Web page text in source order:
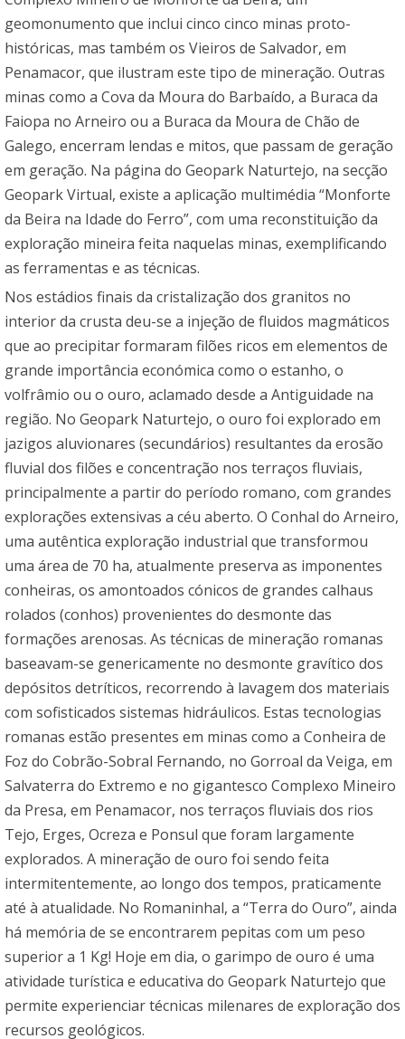
geomonumento que inclui cinco cinco minas proto-
históricas, mas também os Vieiros de Salvador, em
Penamacor, que ilustram este tipo de mineração. Outras
minas como a Cova da Moura do Barbaído, a Buraca da
Faiopa no Arneiro ou a Buraca da Moura de Chão de
Galego, encerram lendas e mitos, que passam de geração
em geração. Na página do Geopark Naturtejo, na secção
Geopark Virtual, existe a aplicação multimédia “Monforte
da Beira na Idade do Ferro”, com uma reconstituição da
exploração mineira feita naquelas minas, exemplificando
as ferramentas e as técnicas.
Nos estádios finais da cristalização dos granitos no
interior da crusta deu-se a injeção de fluidos magmáticos
que ao precipitar formaram filões ricos em elementos de
grande importância económica como o estanho, o
volfrâmio ou o ouro, aclamado desde a Antiguidade na
região. No Geopark Naturtejo, o ouro foi explorado em
jazigos aluvionares (secundários) resultantes da erosão
fluvial dos filões e concentração nos terraços fluviais,
principalmente a partir do período romano, com grandes
explorações extensivas a céu aberto. O Conhal do Arneiro,
uma autêntica exploração industrial que transformou
uma área de 70 ha, atualmente preserva as imponentes
conheiras, os amontoados cónicos de grandes calhaus
rolados (conhos) provenientes do desmonte das
formações arenosas. As técnicas de mineração romanas
baseavam-se genericamente no desmonte gravítico dos
depósitos detríticos, recorrendo à lavagem dos materiais
com sofisticados sistemas hidráulicos. Estas tecnologias
romanas estão presentes em minas como a Conheira de
Foz do Cobrão-Sobral Fernando, no Gorroal da Veiga, em
Salvaterra do Extremo e no gigantesco Complexo Mineiro
da Presa, em Penamacor, nos terraços fluviais dos rios
Tejo, Erges, Ocreza e Ponsul que foram largamente
explorados. A mineração de ouro foi sendo feita
intermitentemente, ao longo dos tempos, praticamente
até à atualidade. No Romaninhal, a “Terra do Ouro”, ainda
há memória de se encontrarem pepitas com um peso
superior a 1 Kg! Hoje em dia, o garimpo de ouro é uma
atividade turística e educativa do Geopark Naturtejo que
permite experienciar técnicas milenares de exploração dos
recursos geológicos.